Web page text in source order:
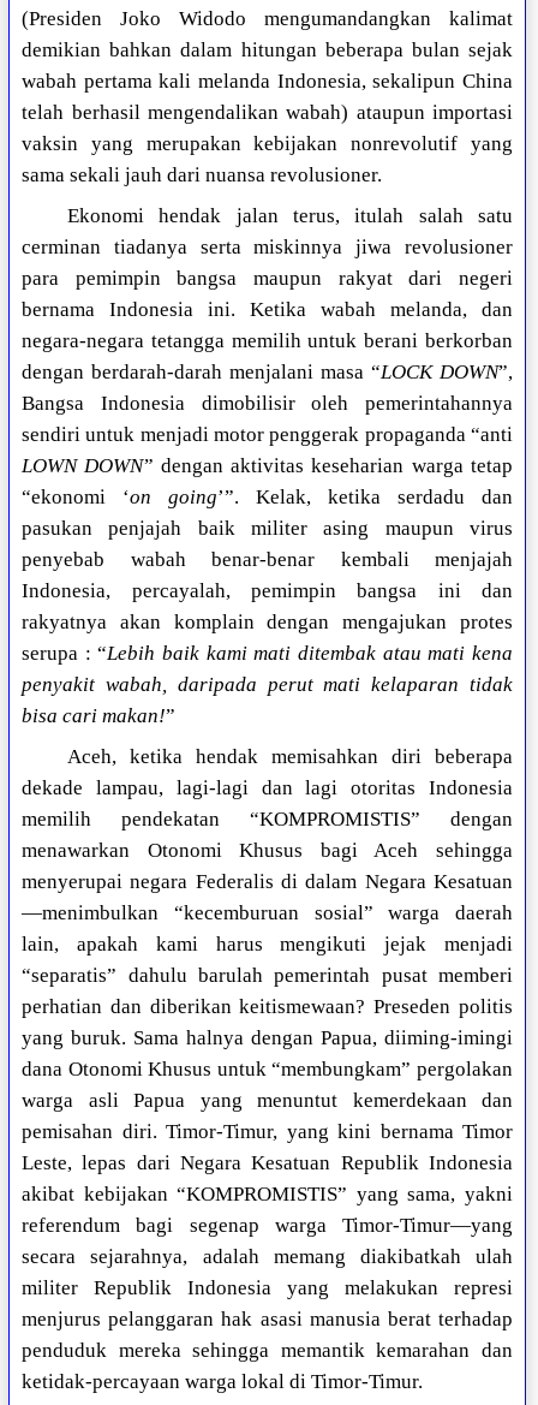
(Presiden Joko Widodo mengumandangkan kalimat
demikian bahkan dalam hitungan beberapa bulan sejak
wabah pertama kali melanda Indonesia, sekalipun China
telah berhasil mengendalikan wabah) ataupun importasi
vaksin yang merupakan kebijakan nonrevolutif yang
sama sekali jauh dari nuansa revolusioner.
Ekonomi hendak jalan terus, itulah salah satu
cerminan tiadanya serta miskinnya jiwa revolusioner
para pemimpin bangsa maupun rakyat dari negeri
bernama Indonesia ini. Ketika wabah melanda, dan
negara-negara tetangga memilih untuk berani berkorban
dengan berdarah-darah menjalani masa “LOCK DOWN”,
Bangsa Indonesia dimobilisir oleh pemerintahannya
sendiri untuk menjadi motor penggerak propaganda “anti
LOWN DOWN” dengan aktivitas keseharian warga tetap
“ekonomi ‘on going’”. Kelak, ketika serdadu dan
pasukan penjajah baik militer asing maupun virus
penyebab wabah benar-benar kembali menjajah
Indonesia, percayalah, pemimpin bangsa ini dan
rakyatnya akan komplain dengan mengajukan protes
serupa : “Lebih baik kami mati ditembak atau mati kena
penyakit wabah, daripada perut mati kelaparan tidak
bisa cari makan!”
Aceh, ketika hendak memisahkan diri beberapa
dekade lampau, lagi-lagi dan lagi otoritas Indonesia
memilih pendekatan “KOMPROMISTIS” dengan
menawarkan Otonomi Khusus bagi Aceh sehingga
menyerupai negara Federalis di dalam Negara Kesatuan
—menimbulkan “kecemburuan sosial” warga daerah
lain, apakah kami harus mengikuti jejak menjadi
“separatis” dahulu barulah pemerintah pusat memberi
perhatian dan diberikan keitismewaan? Preseden politis
yang buruk. Sama halnya dengan Papua, diiming-imingi
dana Otonomi Khusus untuk “membungkam” pergolakan
warga asli Papua yang menuntut kemerdekaan dan
pemisahan diri. Timor-Timur, yang kini bernama Timor
Leste, lepas dari Negara Kesatuan Republik Indonesia
akibat kebijakan “KOMPROMISTIS” yang sama, yakni
referendum bagi segenap warga Timor-Timur—yang
secara sejarahnya, adalah memang diakibatkah ulah
militer Republik Indonesia yang melakukan represi
menjurus pelanggaran hak asasi manusia berat terhadap
penduduk mereka sehingga memantik kemarahan dan
ketidak-percayaan warga lokal di Timor-Timur.